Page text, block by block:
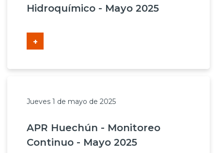
Hidroquímico - Mayo 2025
+
Jueves 1 de mayo de 2025
APR Huechún - Monitoreo
Continuo - Mayo 2025